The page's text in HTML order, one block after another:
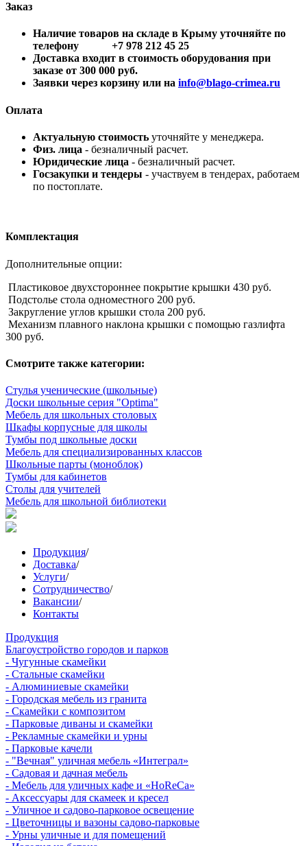
Заказ
Наличие товаров на складе в Крыму уточняйте по
телефону +7 978 212 45 25
Доставка входит в стоимость оборудования при
заказе от 300 000 руб.
Заявки через корзину или на info@blago-crimea.ru
Оплата
Актуальную стоимость уточняйте у менеджера.
Физ. лица - безналичный расчет.
Юридические лица - безналичный расчет.
Госзакупки и тендеры - участвуем в тендерах, работаем
по постоплате.
Комплектация
Дополнительные опции:
Пластиковое двухстороннее покрытие крышки 430 руб.
Подстолье стола одноместного 200 руб.
Закругление углов крышки стола 200 руб.
Механизм плавного наклона крышки с помощью газлифта
300 руб.
Смотрите также категории:
Стулья ученические (школьные)
Доски школьные серия "Optima"
Мебель для школьных столовых
Шкафы корпусные для школы
Тумбы под школьные доски
Мебель для специализированных классов
Школьные парты (моноблок)
Тумбы для кабинетов
Столы для учителей
Мебель для школьной библиотеки
Продукция/
Доставка/
Услуги/
Сотрудничество/
Вакансии/
Контакты
Продукция
Благоустройство городов и парков
- Чугунные скамейки
- Стальные скамейки
- Алюминиевые скамейки
- Городская мебель из гранита
- Скамейки с композитом
- Парковые диваны и скамейки
- Рекламные скамейки и урны
- Парковые качели
- "Вечная" уличная мебель «Интеграл»
- Садовая и дачная мебель
- Мебель для уличных кафе и «HoReCa»
- Аксессуары для скамеек и кресел
- Уличное и садово-парковое освещение
- Цветочницы и вазоны садово-парковые
- Урны уличные и для помещений